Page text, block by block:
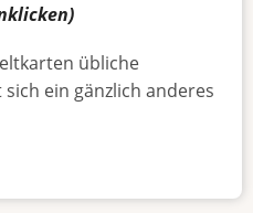
übliche
ein gänzlich anderes